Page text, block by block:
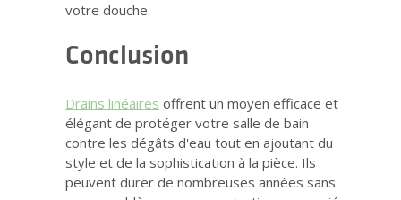
votre douche.
Conclusion
Drains linéaires offrent un moyen efficace et
élégant de protéger votre salle de bain
contre les dégâts d'eau tout en ajoutant du
style et de la sophistication à la pièce. Ils
peuvent durer de nombreuses années sans